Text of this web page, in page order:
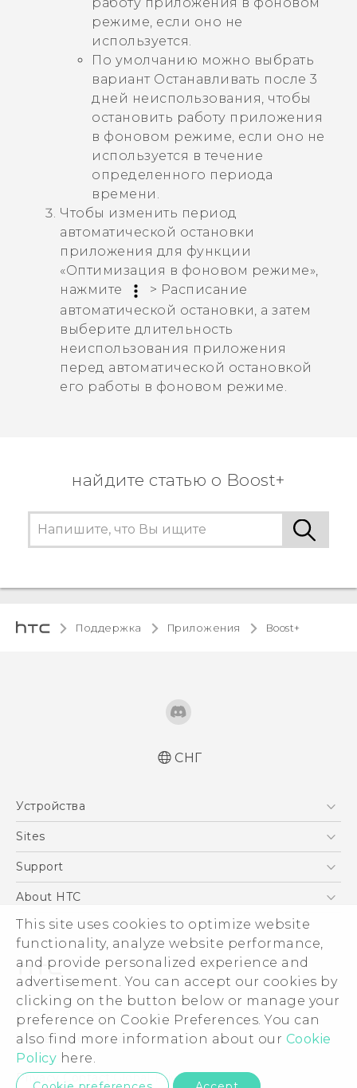
This site uses cookies to optimize website
functionality, analyze website performance,
and provide personalized experience and
advertisement. You can accept our cookies by
clicking on the button below or manage your
preference on Cookie Preferences. You can
also find more information about our Cookie
Policy here.
работу приложения в фоновом
режиме, если оно не
используется.
По умолчанию можно выбрать
вариант Останавливать после 3
дней неиспользования, чтобы
остановить работу приложения
в фоновом режиме, если оно не
используется в течение
определенного периода
времени.
Чтобы изменить период
автоматической остановки
приложения для функции
«Оптимизация в фоновом режиме»,
нажмите
> Расписание
автоматической остановки , а затем
выберите длительность
неиспользования приложения
перед автоматической остановкой
его работы в фоновом режиме.
найдите статью о Boost+
Поддержка Приложения Boost+
СНГ
Устройства
5G
EXODUS
VIVE
Sites
HTC Dev
Support
ПОДДЕРЖКА
About HTC
ESG
Инвестирование
Политика конфиденциальности
Безопасность продуктов
Вакансии
Security and Privacy Whitepaper
© 2011-2026 HTC Corporation
Условия использования.
Privacy Contact:Global-Privacy@htc.com